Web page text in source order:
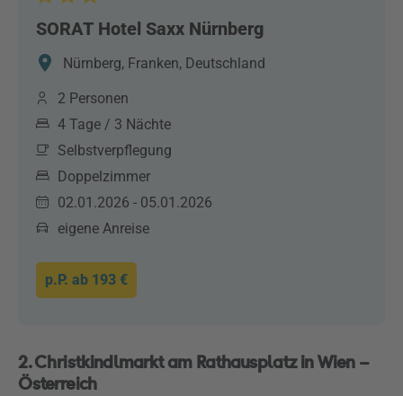
SORAT Hotel Saxx Nürnberg
Nürnberg, Franken, Deutschland
2 Personen
4 Tage / 3 Nächte
Selbstverpflegung
Doppelzimmer
02.01.2026 - 05.01.2026
eigene Anreise
p.P. ab 193 €
2. Christkindlmarkt am Rathausplatz in Wien –
Österreich